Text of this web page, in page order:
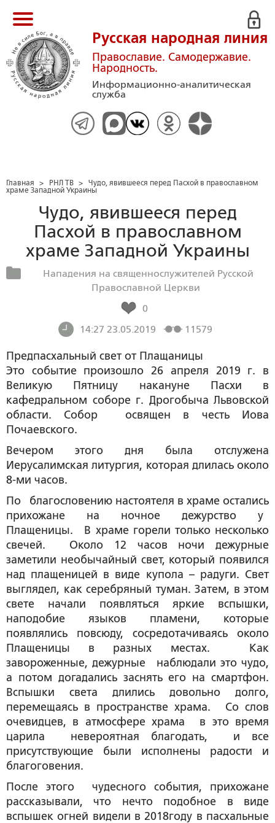
Русская народная линия
Православие. Самодержавие.
Народность.
Информационно-аналитическая
служба
Главная > РНЛ ТВ > Чудо, явившееся перед Пасхой в православном
храме Западной Украины
Чудо, явившееся перед
Пасхой в православном
храме Западной Украины
Нападения на священнослужителей Русской
Православной Церкви
0
14:27 23.05.2019
11579
Предпасхальный свет от Плащаницы
Это событие произошло 26 апреля 2019 г. в
Великую Пятницу накануне Пасхи в
кафедральном соборе г. Дрогобыча Львовской
области. Собор освящен в честь Иова
Почаевского.
Вечером этого дня была отслужена
Иерусалимская литургия, которая длилась около
8-ми часов.
По благословению настоятеля в храме остались
прихожане на ночное дежурство у
Плащеницы. В храме горели только несколько
свечей. Около 12 часов ночи дежурные
заметили необычайный свет, который появился
над плащеницей в виде купола – радуги. Свет
выглядел, как серебряный туман. Затем, в этом
свете начали появляться яркие вспышки,
наподобие языков пламени, которые
появлялись повсюду, сосредотачиваясь около
Плащеницы в разных местах. Как
завороженные, дежурные наблюдали это чудо,
а потом догадались заснять его на смартфон.
Вспышки света длились довольно долго,
перемещаясь в пространстве храма. Со слов
очевидцев, в атмосфере храма в это время
царила невероятная благодать, и все
присутствующие были исполнены радости и
благоговения.
После этого чудесного события, прихожане
рассказывали, что нечто подобное в виде
вспышек огней видели в 2018году в пасхальные